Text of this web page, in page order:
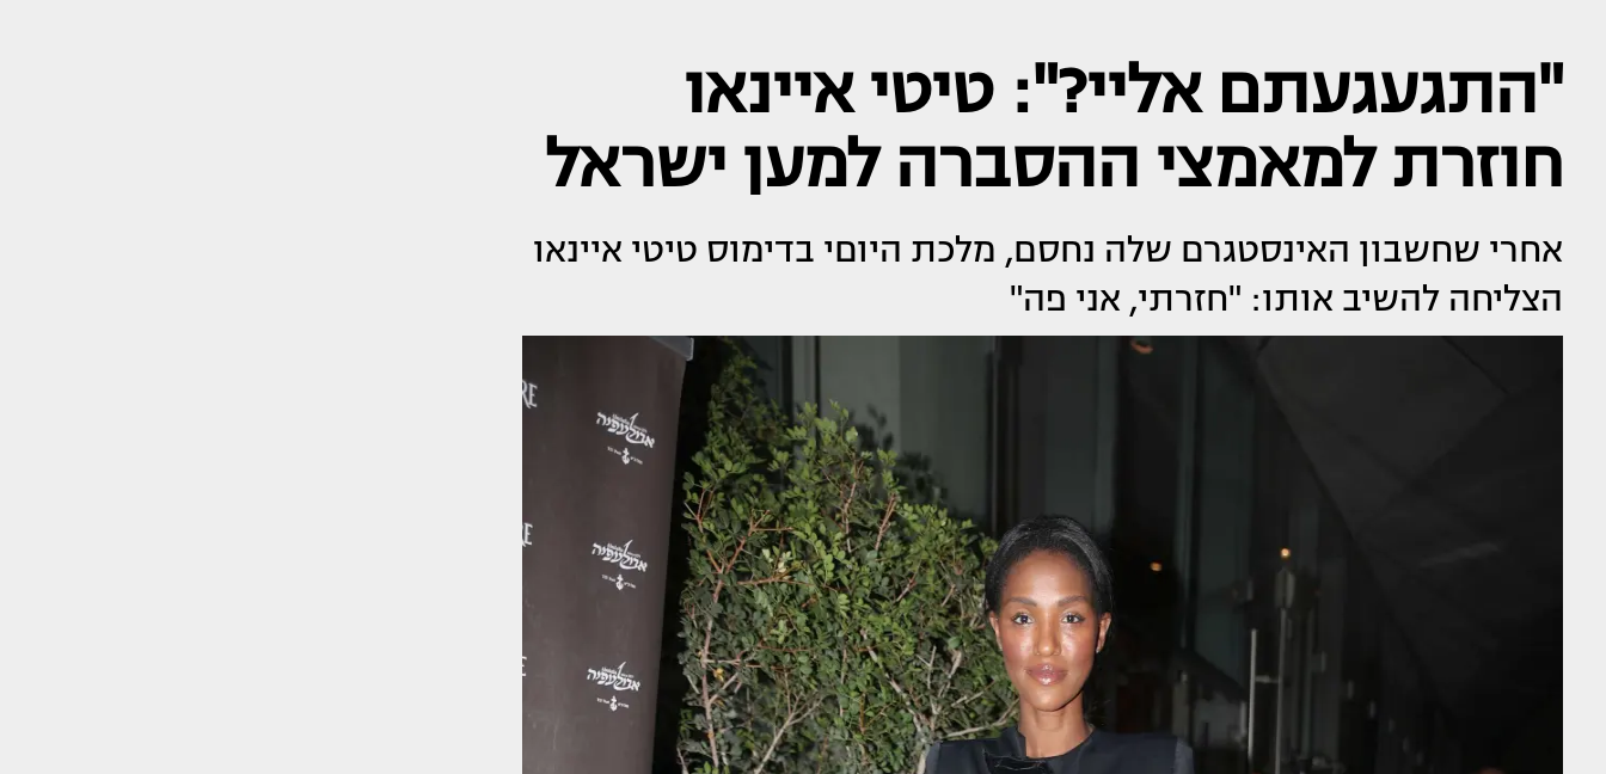
"התגעגעתם אליי?": טיטי איינאו
חוזרת למאמצי ההסברה למען ישראל
אחרי שחשבון האינסטגרם שלה נחסם, מלכת היוםי בדימוס טיטי איינאו
הצליחה להשיב אותו: "חזרתי, אני פה"